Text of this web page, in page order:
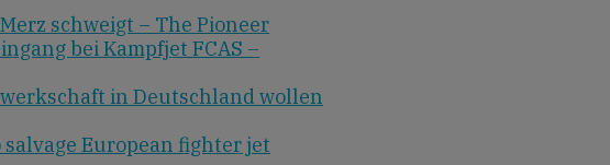
schweigt – The Pioneer
bei Kampfjet FCAS –
in Deutschland wollen
European fighter jet